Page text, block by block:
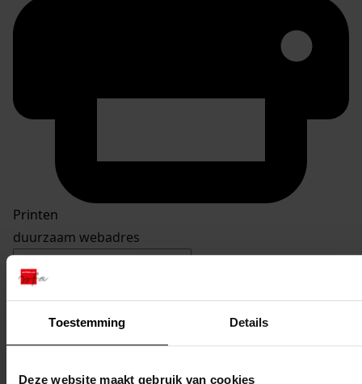
Toestemming Details
Deze website maakt gebruik van cookies
Printen
duurzaam webadres
Inventaris